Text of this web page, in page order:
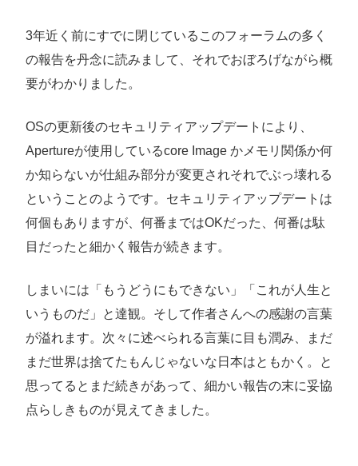
3年近く前にすでに閉じているこのフォーラムの多く
の報告を丹念に読みまして、それでおぼろげながら概
要がわかりました。
OSの更新後のセキュリティアップデートにより、
Apertureが使用しているcore Image かメモリ関係か何
か知らないが仕組み部分が変更されそれでぶっ壊れる
ということのようです。セキュリティアップデートは
何個もありますが、何番まではOKだった、何番は駄
目だったと細かく報告が続きます。
しまいには「もうどうにもできない」「これが人生と
いうものだ」と達観。そして作者さんへの感謝の言葉
が溢れます。次々に述べられる言葉に目も潤み、まだ
まだ世界は捨てたもんじゃないな日本はともかく。と
思ってるとまだ続きがあって、細かい報告の末に妥協
点らしきものが見えてきました。